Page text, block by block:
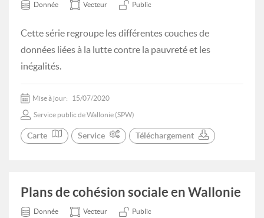
Donnée Vecteur Public
Cette série regroupe les différentes couches de
données liées à la lutte contre la pauvreté et les
inégalités.
Mise à jour: 15/07/2020
Service public de Wallonie (SPW)
Carte Service Téléchargement
Plans de cohésion sociale en Wallonie
Donnée Vecteur Public